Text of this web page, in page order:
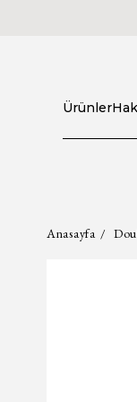
Ürünler
Anasayfa